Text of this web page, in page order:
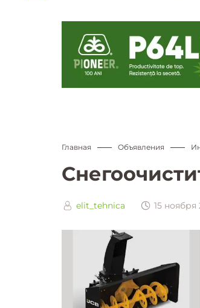
Главная Объявления
elit_tehnica 15 ноября